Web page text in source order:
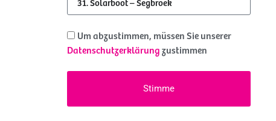
Um abzustimmen, müssen Sie unserer
Datenschutzerklärung zustimmen
Stimme